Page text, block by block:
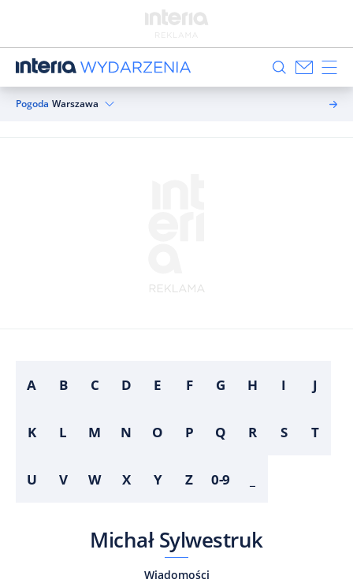
Pogoda Warszawa
A B C D E F G H I J
K L M N O P Q R S T
U V W X Y Z 0-9
Michał Sylwestruk
Wiadomości